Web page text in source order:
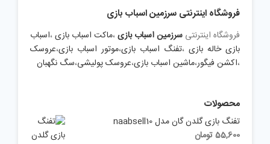
فروشگاه اینترنتی سرزمین اسباب بازی
فروشگاه اینترنتی سرزمین اسباب بازی،ماکت اسباب بازی،اسباب
بازی خاله بازی ،تفنگ اسباب بازی،موتور اسباب بازی،عروسک
،اکشن فیگور،ماشین اسباب بازی،عروسک پولیشی،سگ نگهبان
محصولات
تفنگ بازی گلدن گان مدل naabsell10
55,600تومان